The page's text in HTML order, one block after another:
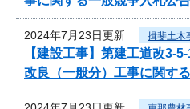
2024年7月23日更新 揖斐土木
【建設工事】第建工道改
改良（一般分）工事に関す